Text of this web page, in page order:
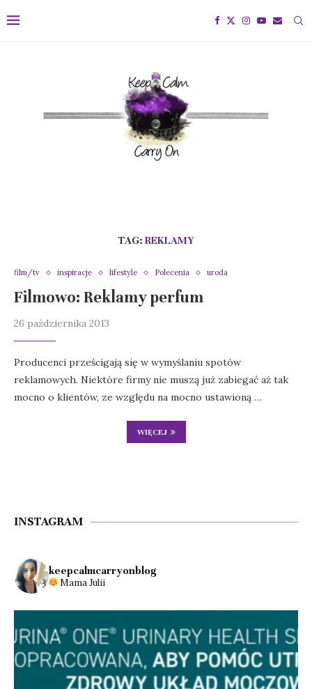
TAG: REKLAMY
film/tv inspiracje lifestyle Polecenia uroda
Filmowo: Reklamy perfum
26 października 2013
Producenci prześcigają się w wymyślaniu spotów
reklamowych. Niektóre firmy nie muszą już zabiegać aż tak
mocno o klientów, ze względu na mocno ustawioną …
WIĘCEJ
INSTAGRAM
keepcalmcarryonblog
Mama Julii